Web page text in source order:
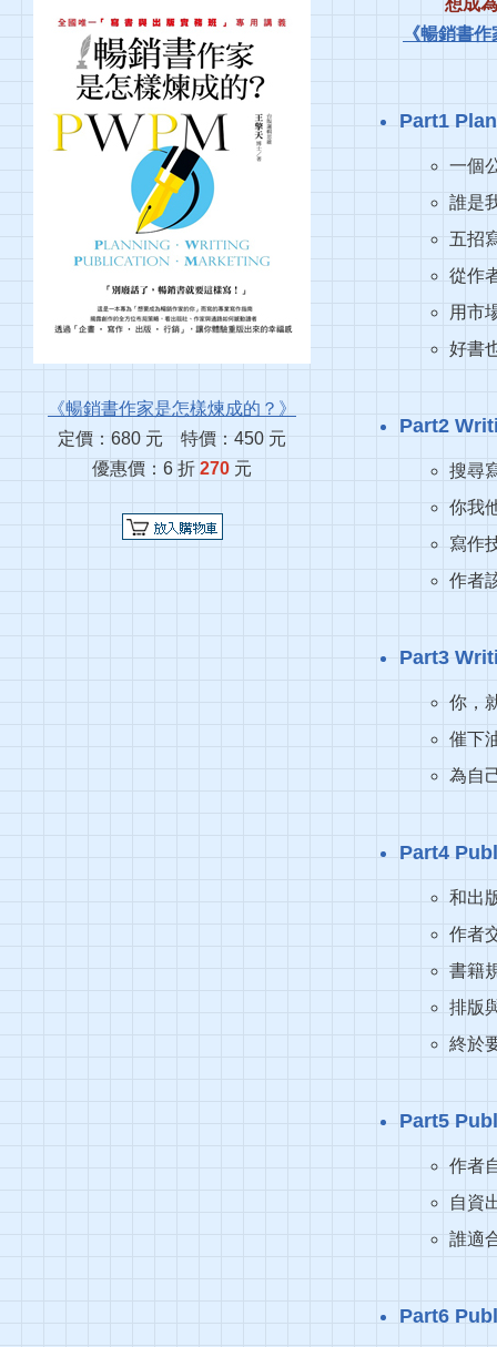
《暢銷書作家是怎樣煉成的？》
定價：680 元 特價：450 元
優惠價：6 折 270 元
想成
《暢銷書
Part1
一個
誰是
五招
從作
用市
好書
Part2
搜尋
你我
寫作
作者
Part3
你，
催下
為自
Part4
和出
作者
書籍
排版
終於
Part5
作者
自資
誰適
Part6